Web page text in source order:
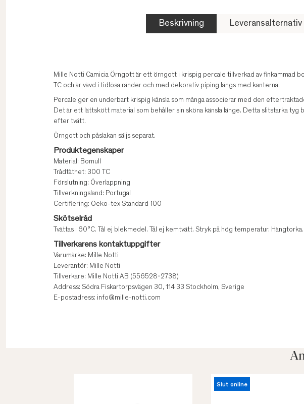
Beskrivning Leveransalternativ
Mille Notti Camicia Örngott är ett örngott i krispig percale tillverkad av finkammad
TC och är vävd i tidlösa ränder och med dekorativ piping längs med kanterna.
Percale ger en underbart krispig känsla som många associerar med den
Det är ett lättskött material som behåller sin sköna känsla länge. Detta slitstarka tyg
efter tvätt.
Örngott och påslakan säljs separat.
Produktegenskaper
Material: Bomull
Trådtäthet: 300 TC
Förslutning: Överlappning
Tillverkningsland: Portugal
Certifiering: Oeko-tex Standard 100
Skötselråd
Tvättas i 60°C. Tål ej blekmedel. Tål ej kemtvätt. Stryk på hög temperatur. Hängtorka.
Tillverkarens kontaktuppgifter
Varumärke: Mille Notti
Leverantör: Mille Notti
Tillverkare: Mille Notti AB (556528-2738)
Address: Södra Fiskartorpsvägen 30, 114 33 Stockholm, Sverige
E-postadress: info@mille-notti.com
Slut online